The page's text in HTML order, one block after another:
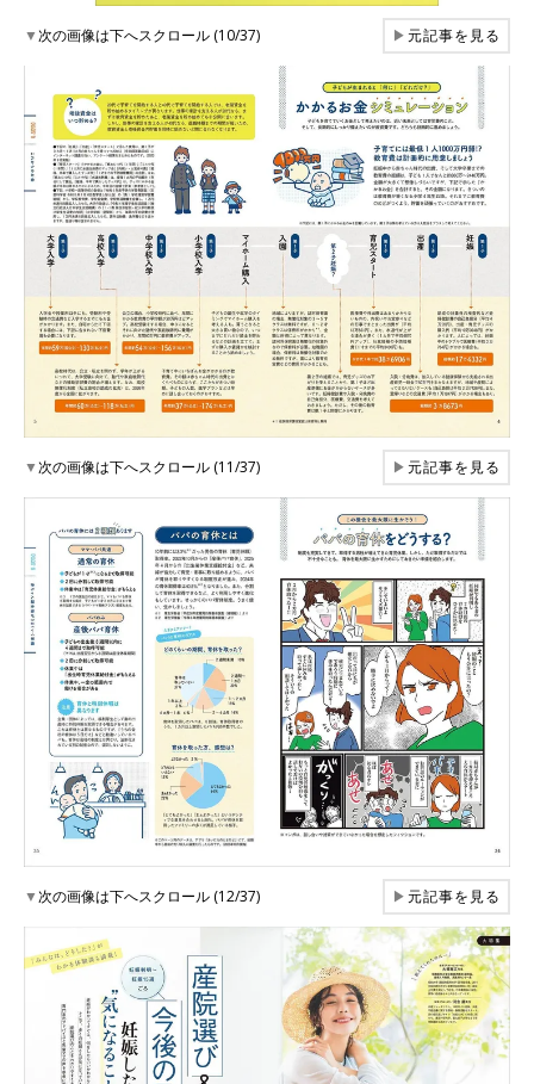
▼次の画像は下へスクロール (10/37) ▶元記事を見る
▼次の画像は下へスクロール (11/37) ▶元記事を見る
▼次の画像は下へスクロール (12/37) ▶元記事を見る